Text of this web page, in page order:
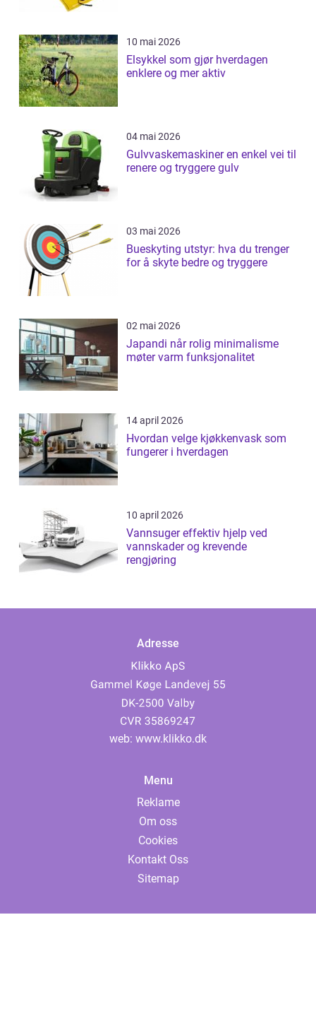
10 mai 2026
Elsykkel som gjør hverdagen
enklere og mer aktiv
04 mai 2026
Gulvvaskemaskiner en enkel vei til
renere og tryggere gulv
03 mai 2026
Bueskyting utstyr: hva du trenger
for å skyte bedre og tryggere
02 mai 2026
Japandi når rolig minimalisme
møter varm funksjonalitet
14 april 2026
Hvordan velge kjøkkenvask som
fungerer i hverdagen
10 april 2026
Vannsuger effektiv hjelp ved
vannskader og krevende
rengjøring
Adresse
web: www.klikko.dk
Menu
Reklame
Om oss
Cookies
Kontakt Oss
Sitemap